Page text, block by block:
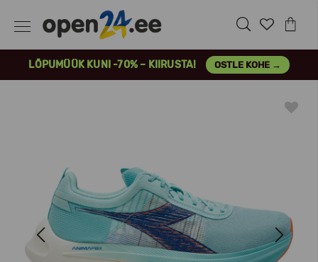
LÕPUMÜÜK KUNI -70% – KIIRUSTA! OSTLE KOHE →
Previous Next